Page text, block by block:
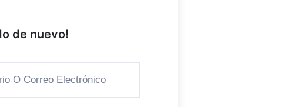
de nuevo!